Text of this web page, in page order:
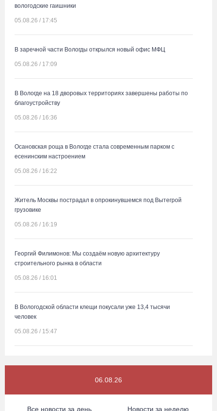
вологодские гаишники
05.08.26 / 17:45
В заречной части Вологды открылся новый офис МФЦ
05.08.26 / 17:09
В Вологде на 18 дворовых территориях завершены работы по
благоустройству
05.08.26 / 16:36
Осановская роща в Вологде стала современным парком с
есенинским настроением
05.08.26 / 16:22
Житель Москвы пострадал в опрокинувшемся под Вытегрой
грузовике
05.08.26 / 16:19
Георгий Филимонов: Мы создаём новую архитектуру
строительного рынка в области
05.08.26 / 16:01
В Вологодской области клещи покусали уже 13,4 тысячи
человек
05.08.26 / 15:47
06.08.26
Все новости за день Новости за неделю